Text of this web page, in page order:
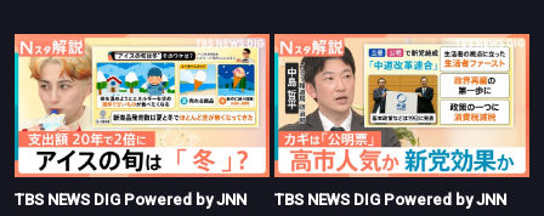
TBS NEWS DIG Powered by JNN
アイスの旬は冬？支出額が20年で2倍に【Nスタ】
TBS NEWS DIG Powered by JNN
TBS NEWS DIG Powered by JNN
立憲・公明の「中道改革連合」発足【Nスタ】
TBS NEWS DIG Powered by JNN